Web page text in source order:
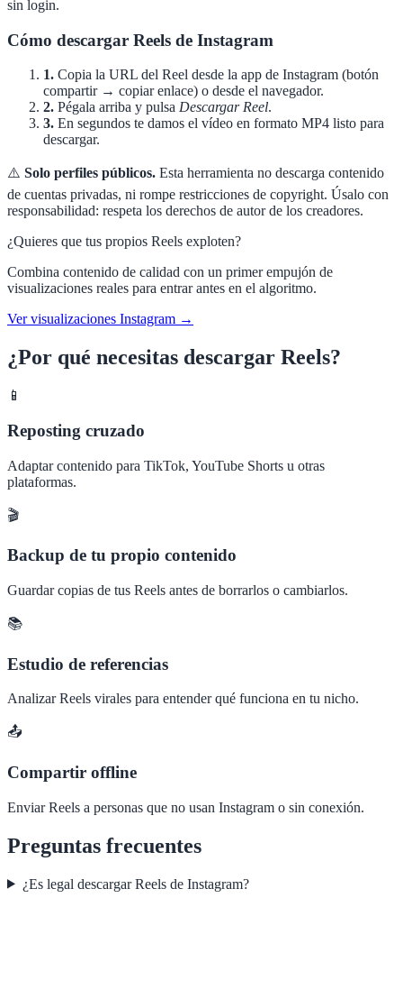
sin login.
Cómo descargar Reels de Instagram
1. Copia la URL del Reel desde la app de Instagram (botón
compartir → copiar enlace) o desde el navegador.
2. Pégala arriba y pulsa Descargar Reel.
3. En segundos te damos el vídeo en formato MP4 listo para
descargar.
⚠️ Solo perfiles públicos. Esta herramienta no descarga contenido
de cuentas privadas, ni rompe restricciones de copyright. Úsalo con
responsabilidad: respeta los derechos de autor de los creadores.
¿Quieres que tus propios Reels exploten?
Combina contenido de calidad con un primer empujón de
visualizaciones reales para entrar antes en el algoritmo.
Ver visualizaciones Instagram →
¿Por qué necesitas descargar Reels?
📱
Reposting cruzado
Adaptar contenido para TikTok, YouTube Shorts u otras
plataformas.
🎬
Backup de tu propio contenido
Guardar copias de tus Reels antes de borrarlos o cambiarlos.
📚
Estudio de referencias
Analizar Reels virales para entender qué funciona en tu nicho.
📤
Compartir offline
Enviar Reels a personas que no usan Instagram o sin conexión.
Preguntas frecuentes
¿Es legal descargar Reels de Instagram?